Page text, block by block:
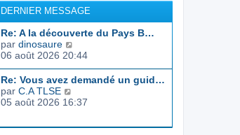
r
l
e
d
n
i
e
u
l
e
l
e
d
r
i
DERNIER MESSAGE
Re: A la découverte du Pays B…
par dinosaure
o
s
l
06 août 2026 20:44
Re: Vous avez demandé un guid…
par C.A TLSE
o
05 août 2026 16:37